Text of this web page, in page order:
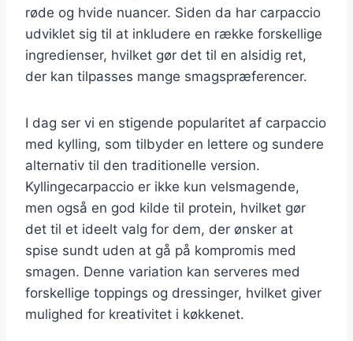
røde og hvide nuancer. Siden da har carpaccio
udviklet sig til at inkludere en række forskellige
ingredienser, hvilket gør det til en alsidig ret,
der kan tilpasses mange smagspræferencer.
I dag ser vi en stigende popularitet af carpaccio
med kylling, som tilbyder en lettere og sundere
alternativ til den traditionelle version.
Kyllingecarpaccio er ikke kun velsmagende,
men også en god kilde til protein, hvilket gør
det til et ideelt valg for dem, der ønsker at
spise sundt uden at gå på kompromis med
smagen. Denne variation kan serveres med
forskellige toppings og dressinger, hvilket giver
mulighed for kreativitet i køkkenet.